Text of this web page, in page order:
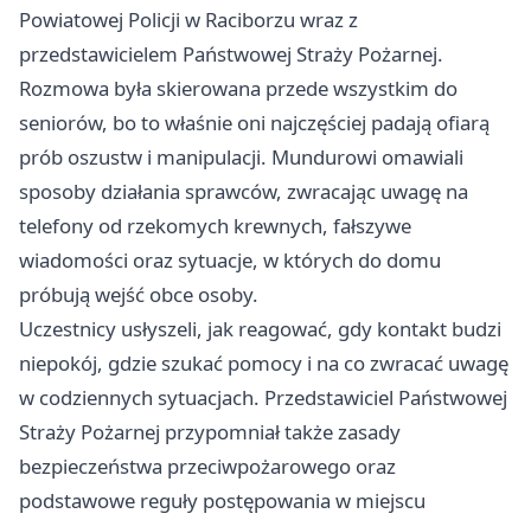
Powiatowej Policji w Raciborzu wraz z
przedstawicielem Państwowej Straży Pożarnej.
Rozmowa była skierowana przede wszystkim do
seniorów, bo to właśnie oni najczęściej padają ofiarą
prób oszustw i manipulacji. Mundurowi omawiali
sposoby działania sprawców, zwracając uwagę na
telefony od rzekomych krewnych, fałszywe
wiadomości oraz sytuacje, w których do domu
próbują wejść obce osoby.
Uczestnicy usłyszeli, jak reagować, gdy kontakt budzi
niepokój, gdzie szukać pomocy i na co zwracać uwagę
w codziennych sytuacjach. Przedstawiciel Państwowej
Straży Pożarnej przypomniał także zasady
bezpieczeństwa przeciwpożarowego oraz
podstawowe reguły postępowania w miejscu